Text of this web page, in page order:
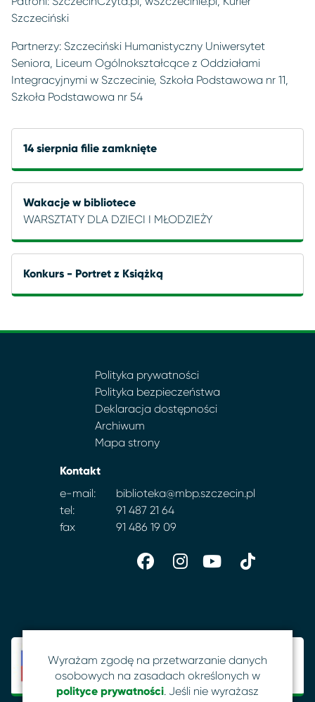
Szczeciński
Partnerzy: Szczeciński Humanistyczny Uniwersytet
Seniora, Liceum Ogólnokształcące z Oddziałami
Integracyjnymi w Szczecinie, Szkoła Podstawowa nr 11,
Szkoła Podstawowa nr 54
14 sierpnia filie zamknięte
Wakacje w bibliotece
WARSZTATY DLA DZIECI I MŁODZIEŻY
Konkurs - Portret z Książką
Polityka prywatności
Polityka bezpieczeństwa
Deklaracja dostępności
Archiwum
Mapa strony
Kontakt
e-mail:
biblioteka@mbp.szczecin.pl
tel:
91 487 21 64
fax
91 486 19 09
Wyrażam zgodę na przetwarzanie danych
osobowych na zasadach określonych w
polityce prywatności. Jeśli nie wyrażasz